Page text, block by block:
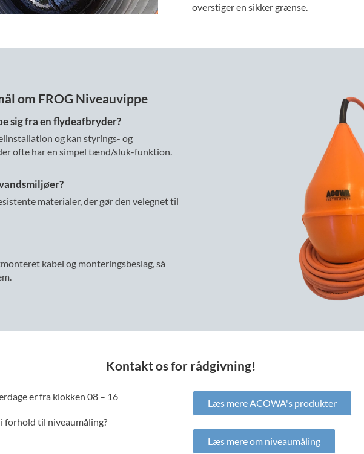
overstiger en sikker grænse.
om FROG Niveauvippe
sig fra en flydeafbryder?
og kan styrings- og
ofte har en simpel tænd/sluk-funktion.
materialer, der gør den velegnet til
kabel og monteringsbeslag, så
Kontakt os for rådgivning!
er fra klokken 08 – 16
forhold til niveaumåling?
Læs mere ACOWA's produkter
Læs mere om niveaumåling